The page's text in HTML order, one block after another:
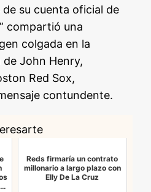
su cuenta oficial de
compartió una
colgada en la
John Henry,
Red Sox,
contundente.
Reds firmaría un contrato
millonario a largo plazo con
Elly De La Cruz